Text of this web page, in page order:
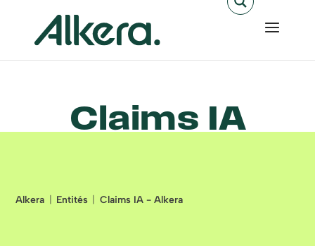
Claims IA
Alkera Entités Claims IA - Alkera